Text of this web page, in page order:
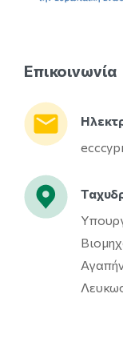
Επικοινωνία